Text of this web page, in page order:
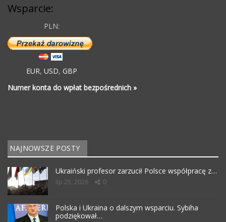
Wsparcie:
PLN:
EUR, USD, GBP
Numer konta do wpłat bezpośrednich »
NAJNOWSZE POSTY
Ukraiński profesor zarzucił Polsce współpracę z…
lip 25, 2026 0
Polska i Ukraina o dalszym wsparciu. Sybiha
podziękował…